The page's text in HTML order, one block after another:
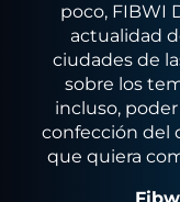
poco, FIBWI
actualidad
ciudades de
sobre los
incluso,
confección del
que quiera